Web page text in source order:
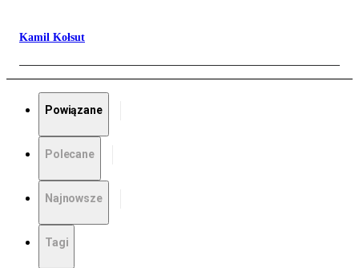
Kamil Kołsut
Powiązane
Polecane
Najnowsze
Tagi